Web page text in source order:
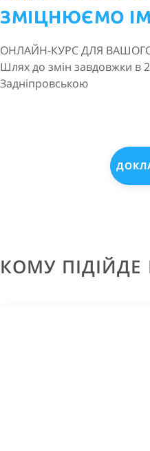
ЗМІЦНЮЄМО
ОНЛАЙН-КУРС ДЛЯ
Шлях до змін завдовжки в
Задніпровською
КОМУ